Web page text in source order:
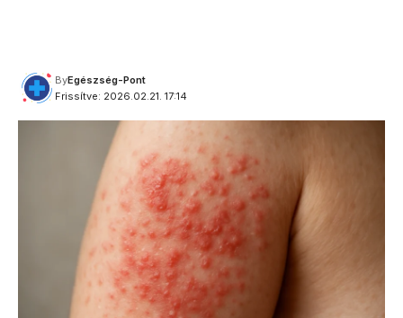
Frissítve: 2026.02.21. 17:14
ByEgészség-Pont